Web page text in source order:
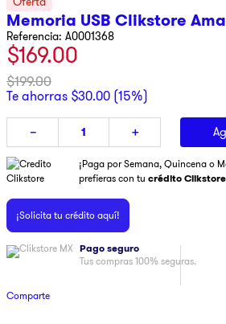
Memoria USB Clikstore
Referencia: A0001368
$169.00
$199.00
Te ahorras $30.00 (15%)
＋
－
¡Paga por Semana, Quincena o
prefieras con tu crédito Clikstore
¡Solicita tu crédito aquí!
Pago seguro
Tus compras 100% seguras.
Comparte
3.
4.
pantalla
5 .
motos
6.
xbox
7.
ninja
8.
lavadora
9.
pulsar